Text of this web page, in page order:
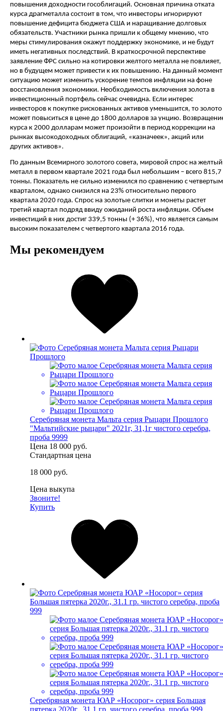
повышения доходности гособлигаций. Основная причина отката
курса драгметалла состоит в том, что инвесторы игнорируют
повышение дефицита бюджета США и наращивание долговых
обязательств. Участники рынка пришли к общему мнению, что
меры стимулирования окажут поддержку экономике, и не будут
иметь негативных последствий. В краткосрочной перспективе
заявление ФРС сильно на котировки желтого металла не повлияет,
но в будущем может привести к их повышению. На данный момент
ситуацию может изменить ускорение темпов инфляции на фоне
восстановления экономики. Необходимость включения золота в
инвестиционный портфель сейчас очевидна. Если интерес
инвесторов к покупке рискованных активов уменьшится, то золото
может повыситься в цене до 1800 долларов за унцию.
курса к 2000 долларам может произойти в период коррекции на
рынках высокодоходных облигаций, «казначеек», акций или
других активов».
По данным Всемирного золотого совета, мировой спрос на желтый
металл в первом квартале 2021 года был небольшим – всего 815,7
тонны. Показатель не сильно изменился по сравнению с четвертым
кварталом, однако снизился на 23% относительно первого
квартала 2020 года. Спрос на золотые слитки и монеты растет
третий квартал подряд ввиду ожиданий роста инфляции. Объем
инвестиций в них достиг 339,5 тонны (+ 36%), что является самым
высоким показателем с четвертого квартала 2016 года.
Мы рекомендуем
Серебряная монета Мальта серия Рыцари Прошлого
"Мальтийские рыцари" 2021г, 31,1г чистого серебра,
проба 9999
Цена 18 000 руб.
Стандартная цена
18 000 руб.
Цена выкупа
Звоните!
Купить
Серебряная монета ЮАР «Носорог» серия Большая
пятерка 2020г., 31.1 гр. чистого серебра, проба 999